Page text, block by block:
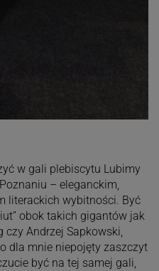
w gali plebiscytu Lubimy
– eleganckim,
literackich wybitności. Być
obok takich gigantów jak
czy Andrzej Sapkowski,
dla mnie niepojęty zaszczyt
być na tej samej gali,